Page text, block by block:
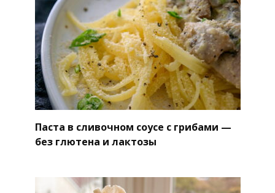
Паста в сливочном соусе с грибами —
без глютена и лактозы